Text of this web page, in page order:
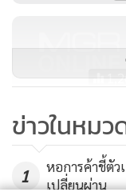
ข่าวในหม
1
หอการค้าชี้ตัว
เปลี่ยนผ่าน